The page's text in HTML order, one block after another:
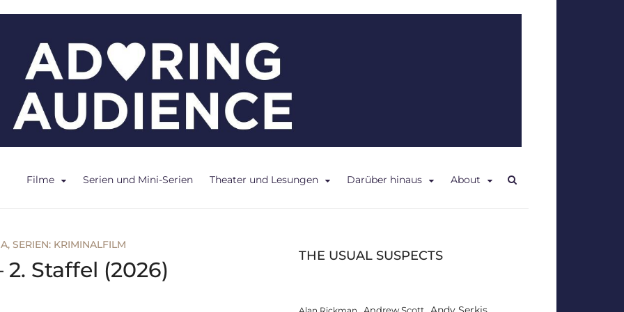
Filme Serien und Mini-Serien Theater und Lesungen Darüber hinaus About
, SERIEN: KRIMINALFILM
Staffel (2026)
THE USUAL SUSPECTS
Andy Serkis